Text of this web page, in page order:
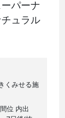
パーナ
ュラル
くみせる施
位 内出